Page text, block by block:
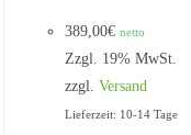
389,00€ netto
Zzgl. 19% MwSt.
zzgl. Versand
Lieferzeit: 10-14 Tage